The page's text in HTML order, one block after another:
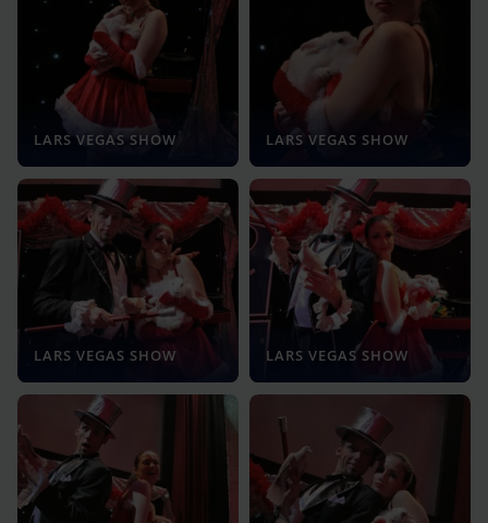
LARS VEGAS SHOW LARS VEGAS SHOW
LARS VEGAS SHOW LARS VEGAS SHOW